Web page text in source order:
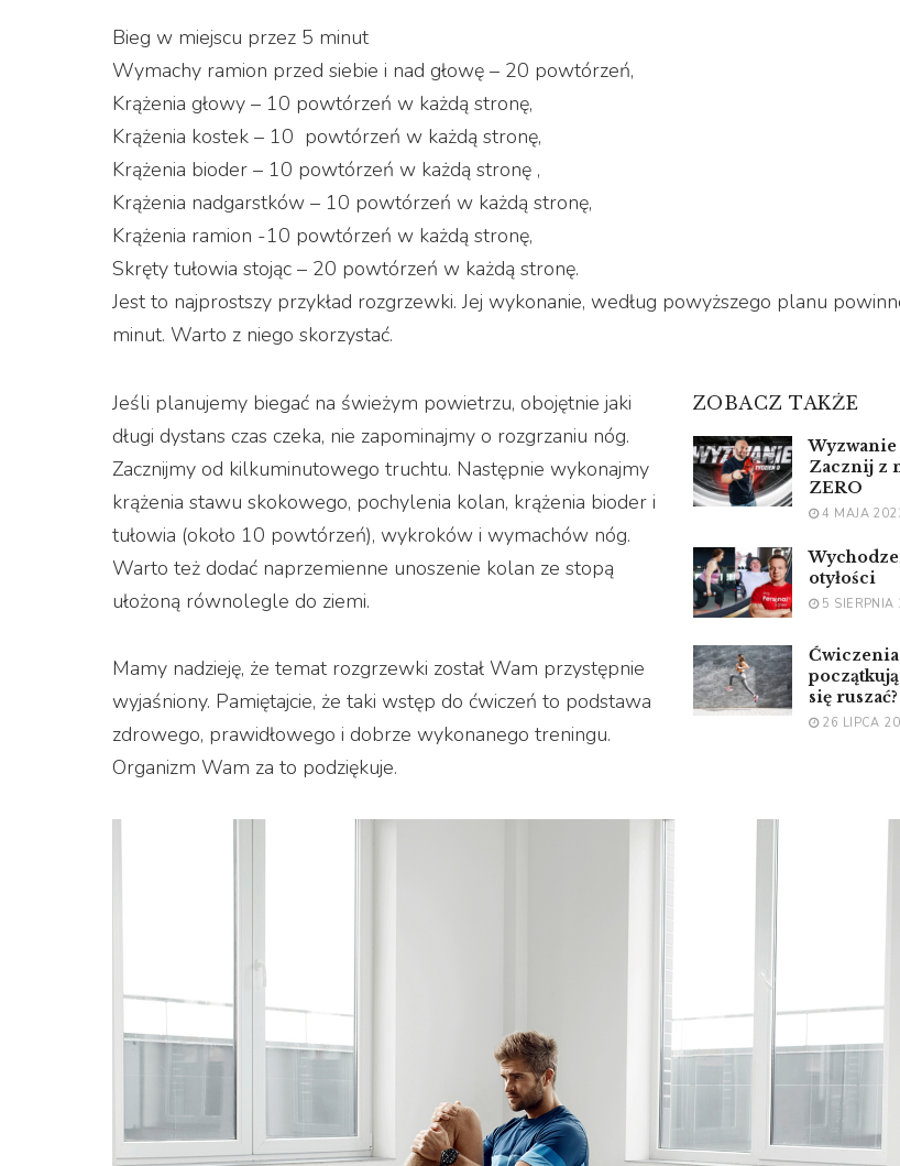
Bieg w miejscu przez 5 minut
Wymachy ramion przed siebie i nad głowę – 20 powtórzeń,
Krążenia głowy – 10 powtórzeń w każdą stronę,
Krążenia kostek – 10 powtórzeń w każdą stronę,
Krążenia bioder – 10 powtórzeń w każdą stronę ,
Krążenia nadgarstków – 10 powtórzeń w każdą stronę,
Krążenia ramion -10 powtórzeń w każdą stronę,
Skręty tułowia stojąc – 20 powtórzeń w każdą stronę.
Jest to najprostszy przykład rozgrzewki. Jej wykonanie, według powyższego planu
minut. Warto z niego skorzystać.
ZOBACZ TAKŻE
Wyzwanie
Zacznij z
ZERO
4 MAJA
otyłości
5 SIERPNIA
się ruszać?
26 LIPCA
Jeśli planujemy biegać na świeżym powietrzu, obojętnie jaki
długi dystans czas czeka, nie zapominajmy o rozgrzaniu nóg.
Zacznijmy od kilkuminutowego truchtu. Następnie wykonajmy
krążenia stawu skokowego, pochylenia kolan, krążenia bioder i
tułowia (około 10 powtórzeń), wykroków i wymachów nóg.
Warto też dodać naprzemienne unoszenie kolan ze stopą
ułożoną równolegle do ziemi.
Mamy nadzieję, że temat rozgrzewki został Wam przystępnie
wyjaśniony. Pamiętajcie, że taki wstęp do ćwiczeń to podstawa
zdrowego, prawidłowego i dobrze wykonanego treningu.
Organizm Wam za to podziękuje.